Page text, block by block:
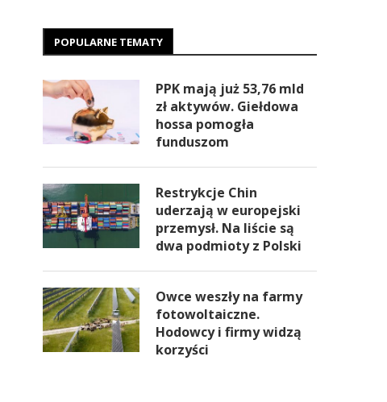
POPULARNE TEMATY
PPK mają już 53,76 mld
zł aktywów. Giełdowa
hossa pomogła
funduszom
Restrykcje Chin
uderzają w europejski
przemysł. Na liście są
dwa podmioty z Polski
Owce weszły na farmy
fotowoltaiczne.
Hodowcy i firmy widzą
korzyści